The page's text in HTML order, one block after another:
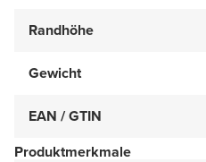
Randhöhe
Gewicht
EAN / GTIN
Produktmerkmale